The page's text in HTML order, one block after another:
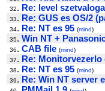
32. Re: level
33. Re: GUS es OS/2
34. Re: NT es 95 (mind)
35. Win NT +
36. CAB file (mind)
37. Re:
38. Re: NT es 95 (mind)
39. Re: Win NT server